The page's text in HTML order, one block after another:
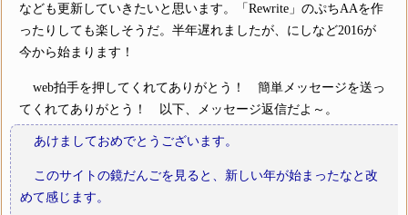
なども更新していきたいと思います。「Rewrite」のぷちAAを作
ったりしても楽しそうだ。半年遅れましたが、にしなど2016が
今から始まります！
web拍手を押してくれてありがとう！ 簡単メッセージを送っ
てくれてありがとう！ 以下、メッセージ返信だよ～。
あけましておめでとうございます。
このサイトの鏡だんごを見ると、新しい年が始まったなと改
めて感じます。